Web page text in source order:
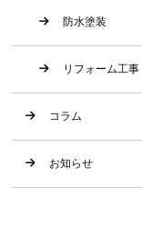
防水塗装
リフォーム工事
コラム
お知らせ